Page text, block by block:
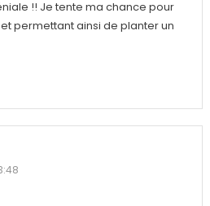
!! Je tente ma chance pour
permettant ainsi de planter un